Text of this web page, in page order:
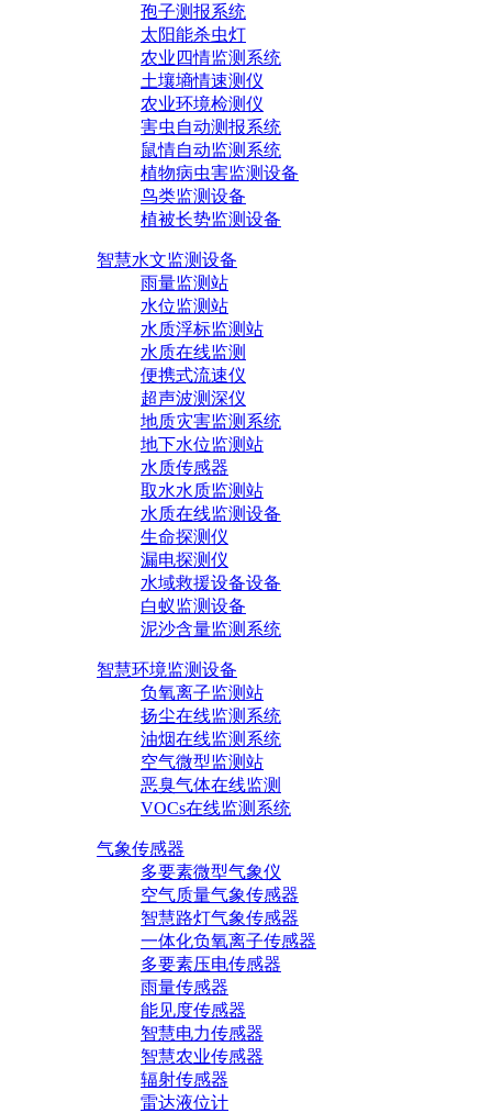
孢子测报系统
太阳能杀虫灯
农业四情监测系统
土壤墒情速测仪
农业环境检测仪
害虫自动测报系统
鼠情自动监测系统
植物病虫害监测设备
鸟类监测设备
植被长势监测设备
智慧水文监测设备
雨量监测站
水位监测站
水质浮标监测站
水质在线监测
便携式流速仪
超声波测深仪
地质灾害监测系统
地下水位监测站
水质传感器
取水水质监测站
水质在线监测设备
生命探测仪
漏电探测仪
水域救援设备设备
白蚁监测设备
泥沙含量监测系统
智慧环境监测设备
负氧离子监测站
扬尘在线监测系统
油烟在线监测系统
空气微型监测站
恶臭气体在线监测
VOCs在线监测系统
气象传感器
多要素微型气象仪
空气质量气象传感器
智慧路灯气象传感器
一体化负氧离子传感器
多要素压电传感器
雨量传感器
能见度传感器
智慧电力传感器
智慧农业传感器
辐射传感器
雷达液位计